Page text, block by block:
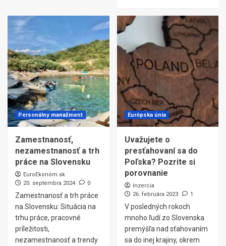
Personálny manažment
Zamestnanosť,
nezamestnanosť a trh
práce na Slovensku
EuroEkonóm.sk
20. septembra 2024
0
Zamestnanosť a trh práce
na Slovensku: Situácia na
trhu práce, pracovné
príležitosti,
nezamestnanosť a trendy
Európska únia
Uvažujete o
presťahovaní sa do
Poľska? Pozrite si
porovnanie
Inzercia
26. februára 2023
1
V posledných rokoch
mnoho ľudí zo Slovenska
premýšľa nad sťahovaním
sa do inej krajiny, okrem